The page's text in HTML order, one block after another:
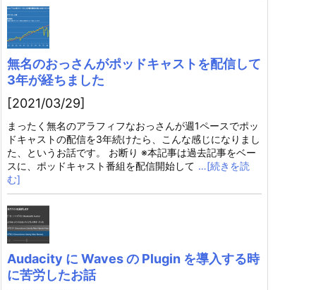
無名のおっさんがポッドキャストを配信して
3年が経ちました
[2021/03/29]
まったく無名のアラフィフなおっさんが週1ペースでポッ
ドキャストの配信を3年続けたら、こんな感じになりまし
た、というお話です。 お断り ※本記事は過去記事をベー
スに、ポッドキャスト番組を配信開始して …[続きを読
む]
Audacity に Waves の Plugin を導入する時
に苦労したお話